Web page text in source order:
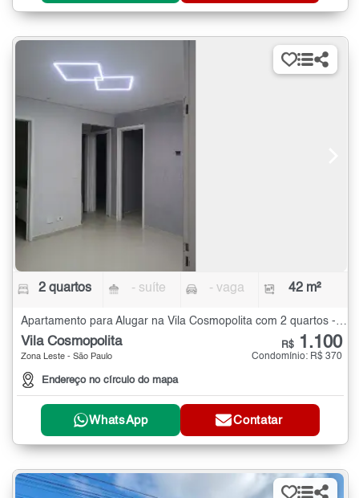
2 quartos - suíte - vaga 42 m²
Apartamento para Alugar na Vila Cosmopolita com 2 quartos - 42 m²
Vila Cosmopolita
Zona Leste - São Paulo
Endereço no círculo do mapa
R$ 1.100
Condomínio: R$ 370
WhatsApp Contatar